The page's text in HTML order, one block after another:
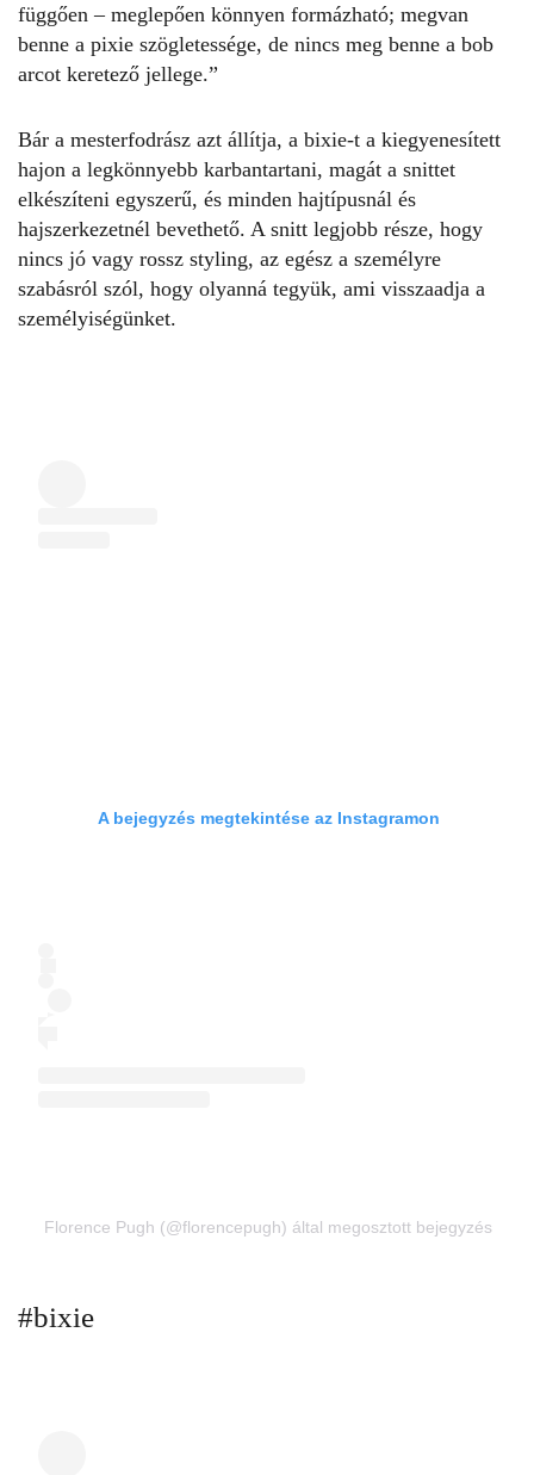
függően – meglepően könnyen formázható; megvan
benne a pixie szögletessége, de nincs meg benne a bob
arcot keretező jellege.”
Bár a mesterfodrász azt állítja, a bixie-t a kiegyenesített
hajon a legkönnyebb karbantartani, magát a snittet
elkészíteni egyszerű, és minden hajtípusnál és
hajszerkezetnél bevethető. A snitt legjobb része, hogy
nincs jó vagy rossz styling, az egész a személyre
szabásról szól, hogy olyanná tegyük, ami visszaadja a
személyiségünket.
A bejegyzés megtekintése az Instagramon
Florence Pugh (@florencepugh) által megosztott bejegyzés
#bixie